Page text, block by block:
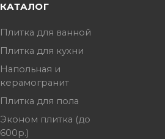
КАТАЛОГ
Плитка для ванной
Плитка для кухни
Напольная и
керамогранит
Плитка для пола
Эконом плитка (до
600р.)